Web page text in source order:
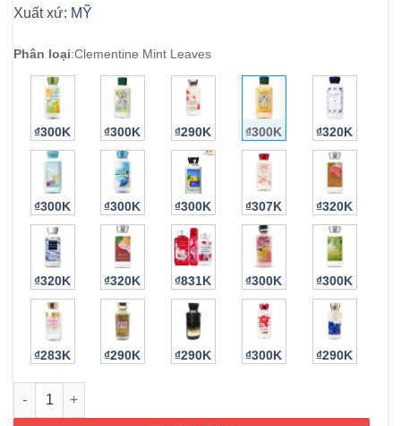
Xuất xứ: MỸ
Phân loại:Clementine Mint Leaves
₫300K ₫300K ₫290K ₫300K ₫320K
₫300K ₫300K ₫300K ₫307K ₫320K
₫320K ₫320K ₫831K ₫300K ₫300K
₫283K ₫290K ₫290K ₫300K ₫290K
Sữa dưỡng thể Bath & Body Works Lotion Clementine Mint